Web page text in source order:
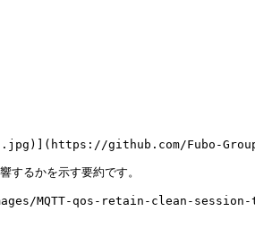
github.com/Fubo-
するかを示す要約です。
MQTT-qos-retain-clean-